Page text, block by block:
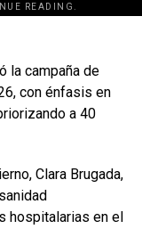
READING.
la campaña de
con énfasis en
a 40
Clara Brugada,
hospitalarias en el